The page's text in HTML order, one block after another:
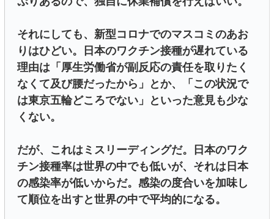
それにしても、新型コロナでのマスコミのあお
りはひどい。日本のワクチン接種が遅れている
理由は「厚生労働省が副反応の責任を取りたく
なくて及び腰だったから」とか、「この状況で
は東京五輪どころでない」といった意見も少な
くない。
だが、これはミスリーディングだ。日本のワク
チン接種率は世界の中でも低いが、それは日本
の感染率が低いからだ。感染の度合いを加味し
て順位を出すと世界の中で平均的になる。